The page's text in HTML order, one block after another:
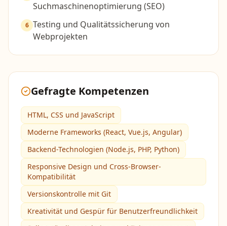
Suchmaschinenoptimierung (SEO)
6 Testing und Qualitätssicherung von
Webprojekten
Gefragte Kompetenzen
HTML, CSS und JavaScript
Moderne Frameworks (React, Vue.js, Angular)
Backend-Technologien (Node.js, PHP, Python)
Responsive Design und Cross-Browser-
Kompatibilität
Versionskontrolle mit Git
Kreativität und Gespür für Benutzerfreundlichkeit